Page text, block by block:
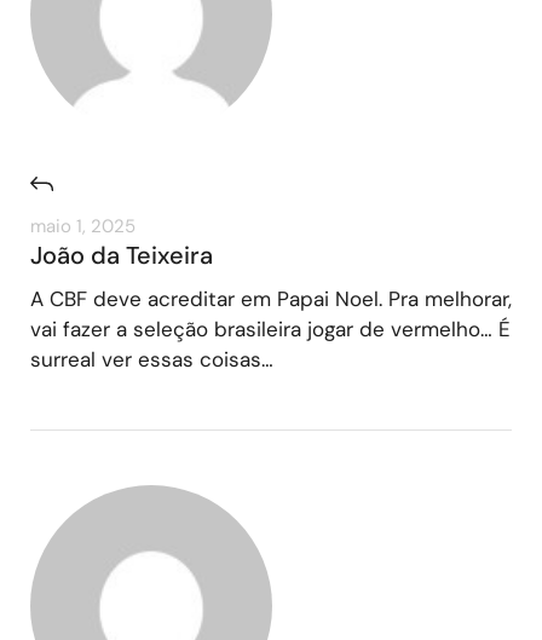
maio 1, 2025
João da Teixeira
A CBF deve acreditar em Papai Noel. Pra melhorar,
vai fazer a seleção brasileira jogar de vermelho… É
surreal ver essas coisas…